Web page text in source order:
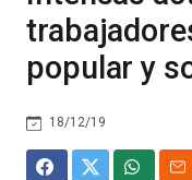
popular y
18/12/19